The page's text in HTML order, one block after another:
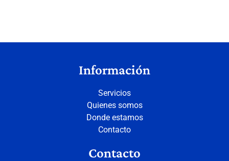
Información
Servicios
Quienes somos
Donde estamos
Contacto
Contacto